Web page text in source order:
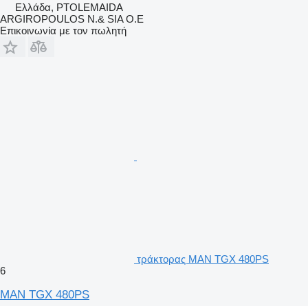
Ελλάδα, PTOLEMAIDA
ARGIROPOULOS N.& SIA O.E
Επικοινωνία με τον πωλητή
τράκτορας MAN TGX 480PS
6
MAN TGX 480PS